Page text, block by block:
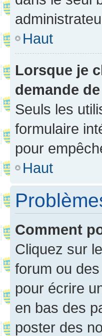
Haut
Lorsque je
demande
Seuls les
formulaire
pour
Haut
Comment
Cliquez sur
forum ou
pour écrire
en bas des
poster des